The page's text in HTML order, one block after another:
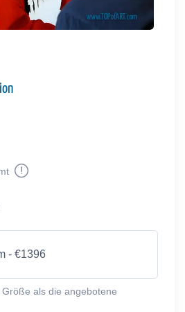
- €1396
als die angebotene